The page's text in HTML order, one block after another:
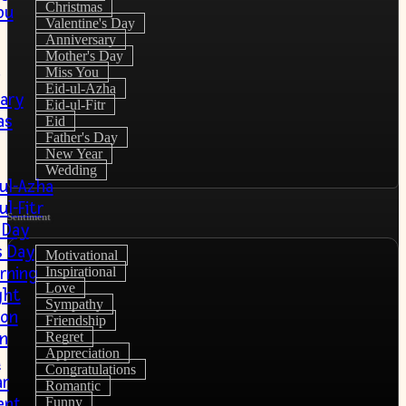
Azha
Fitr
Day
Christmas
Valentine's Day
Anniversary
Mother's Day
Miss You
Eid-ul-Azha
Eid-ul-Fitr
Eid
Father's Day
New Year
Wedding
Sentiment
Motivational
Inspirational
Love
Sympathy
Friendship
Regret
Appreciation
Congratulations
Romantic
Funny